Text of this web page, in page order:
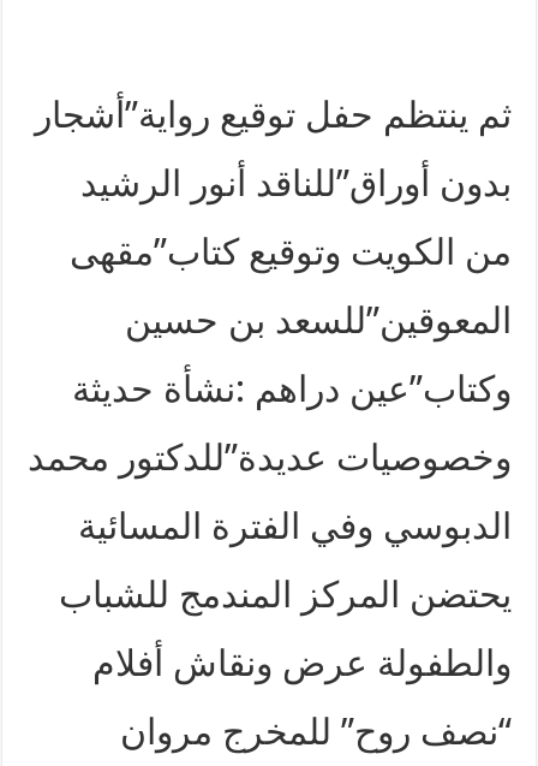
ثم ينتظم حفل توقيع رواية”أشجار
بدون أوراق”للناقد أنور الرشيد
من الكويت وتوقيع كتاب”مقهى
المعوقين”للسعد بن حسين
وكتاب”عين دراهم :نشأة حديثة
وخصوصيات عديدة”للدكتور محمد
الدبوسي وفي الفترة المسائية
يحتضن المركز المندمج للشباب
والطفولة عرض ونقاش أفلام
“نصف روح” للمخرج مروان